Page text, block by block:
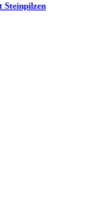
Steinpilzen